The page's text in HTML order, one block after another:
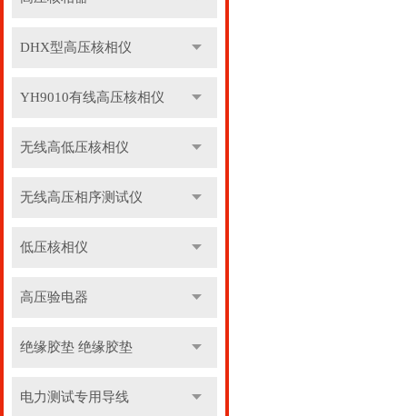
DHX型高压核相仪
YH9010有线高压核相仪
无线高低压核相仪
无线高压相序测试仪
低压核相仪
高压验电器
绝缘胶垫 绝缘胶垫
电力测试专用导线